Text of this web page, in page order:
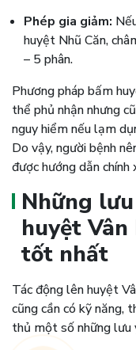
Phép gia giảm:
huyệt Nhũ Căn,
– 5 phân.
Phương pháp bấm
thể phủ nhận nhưng
nguy hiểm nếu lạm
Do vậy, người bệnh
được hướng dẫn chính
Những
huyệt Vân
tốt nhất
Tác động lên huyệt
cũng cần có kỹ năng,
thủ một số những lưu